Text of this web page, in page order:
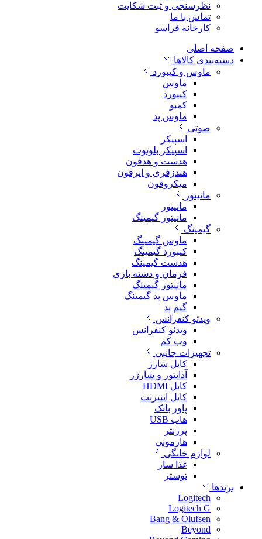
نظرسنجی و ثبت شکایت
تماس با ما
کارخانه فراسو
صفحه اصلی
دسته‌بندی کالاها
ماوس و کیبورد
ماوس
کیبورد
کمبو
ماوس پد
صوتی
اسپیکر
اسپیکر بلوتوث
هدست و هدفون
هندزفری و ایرفون
میکروفون
مانیتور
مانیتور
مانیتور گیمینگ
گیمینگ
ماوس گیمینگ
کیبورد گیمینگ
هدست گیمینگ
فرمان و دسته بازی
مانیتور گیمینگ
ماوس پد گیمینگ
گیم پد
ویدئو کنفرانس
ویدئو کنفرانس
وب کم
تجهیزات جانبی
کابل شارژ
آداپتور و شارژر
کابل HDMI
کابل اینترنت
پاور بانک
هاب USB
پرزنتر
هارمونی
لوازم خانگی
غذا ساز
توستر
برندها
Logitech
Logitech G
Bang & Olufsen
Beyond